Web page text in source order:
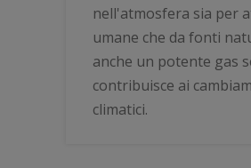
nell'atmosfera sia per
umane che da fonti
anche un potente gas
contribuisce ai
climatici.